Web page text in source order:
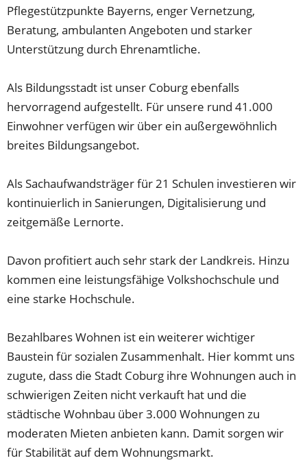
Pflegestützpunkte Bayerns, enger Vernetzung,
Beratung, ambulanten Angeboten und starker
Unterstützung durch Ehrenamtliche.
Als Bildungsstadt ist unser Coburg ebenfalls
hervorragend aufgestellt. Für unsere rund 41.000
Einwohner verfügen wir über ein außergewöhnlich
breites Bildungsangebot.
Als Sachaufwandsträger für 21 Schulen investieren wir
kontinuierlich in Sanierungen, Digitalisierung und
zeitgemäße Lernorte.
Davon profitiert auch sehr stark der Landkreis. Hinzu
kommen eine leistungsfähige Volkshochschule und
eine starke Hochschule.
Bezahlbares Wohnen ist ein weiterer wichtiger
Baustein für sozialen Zusammenhalt. Hier kommt uns
zugute, dass die Stadt Coburg ihre Wohnungen auch in
schwierigen Zeiten nicht verkauft hat und die
städtische Wohnbau über 3.000 Wohnungen zu
moderaten Mieten anbieten kann. Damit sorgen wir
für Stabilität auf dem Wohnungsmarkt.